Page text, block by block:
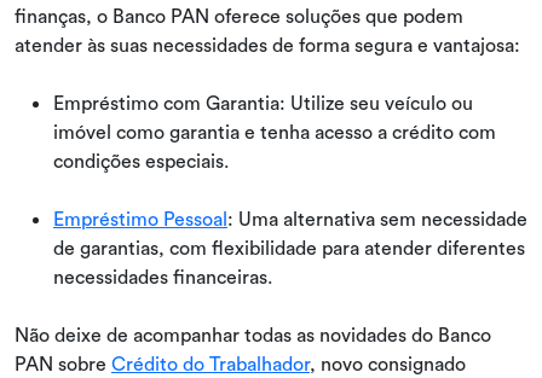
finanças, o Banco PAN oferece soluções que podem
atender às suas necessidades de forma segura e vantajosa:
Empréstimo com Garantia: Utilize seu veículo ou
imóvel como garantia e tenha acesso a crédito com
condições especiais.
Empréstimo Pessoal: Uma alternativa sem necessidade
de garantias, com flexibilidade para atender diferentes
necessidades financeiras.
Não deixe de acompanhar todas as novidades do Banco
PAN sobre Crédito do Trabalhador, novo consignado